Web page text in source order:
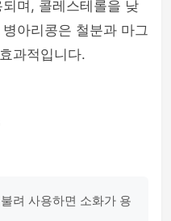
며, 콜레스테롤을 낮
아리콩은 철분과 마그
과적입니다.
려 사용하면 소화가 용